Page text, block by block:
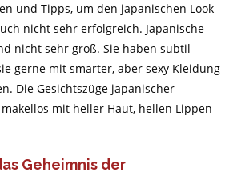
und Tipps, um den japanischen Look
nicht sehr erfolgreich. Japanische
nicht sehr groß. Sie haben subtil
gerne mit smarter, aber sexy Kleidung
Die Gesichtszüge japanischer
mit heller Haut, hellen Lippen
Geheimnis der